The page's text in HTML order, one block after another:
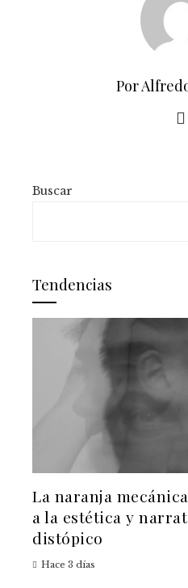
Por
Buscar
Tendencias
La naranja
a la estética y
distópico
Hace 3 días